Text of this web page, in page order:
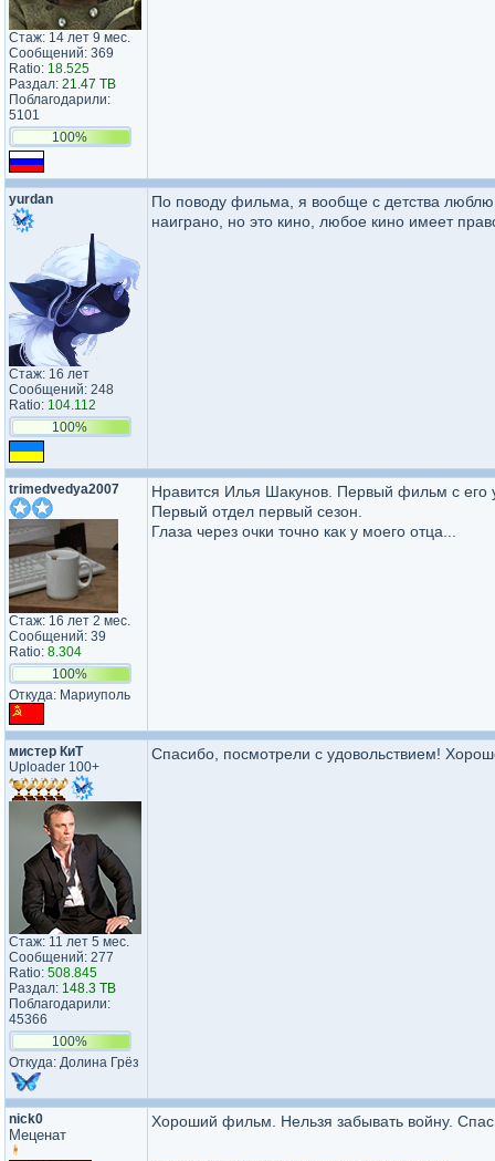
Стаж: 14 лет 9 мес.
Сообщений: 369
Ratio: 18.525
Раздал: 21.47 TB
Поблагодарили:
5101
100%
yurdan
Стаж: 16 лет
Сообщений: 248
Ratio: 104.112
100%
По поводу фильма, я вообще с детства
наиграно, но это кино, любое кино имеет
trimedvedya2007
Стаж: 16 лет 2 мес.
Сообщений: 39
Ratio: 8.304
100%
Откуда: Мариуполь
Нравится Илья Шакунов. Первый фильм с его
Первый отдел первый сезон.
Глаза через очки точно как у моего отца...
мистер КиТ
Uploader 100+
Стаж: 11 лет 5 мес.
Сообщений: 277
Ratio: 508.845
Раздал: 148.3 TB
Поблагодарили:
45366
100%
Откуда: Долина Грёз
Спасибо, посмотрели с удовольствием!
nick0
Меценат
Хороший фильм. Нельзя забывать войну.